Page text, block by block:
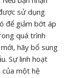
sử dụng
để giảm bớt áp
quá trình
hãy bổ sung
Sự linh hoạt
của một hệ